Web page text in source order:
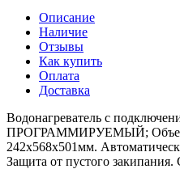
Описание
Наличие
Отзывы
Как купить
Оплата
Доставка
Водонагреватель с
ПРОГРАММИРУЕМЫЙ; Объем
242x568x501мм.
Защита от пустого